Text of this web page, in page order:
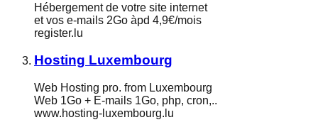
Hébergement de votre site internet
et vos e-mails 2Go àpd 4,9€/mois
register.lu
Hosting Luxembourg
Web Hosting pro. from Luxembourg
Web 1Go + E-mails 1Go, php, cron,..
www.hosting-luxembourg.lu